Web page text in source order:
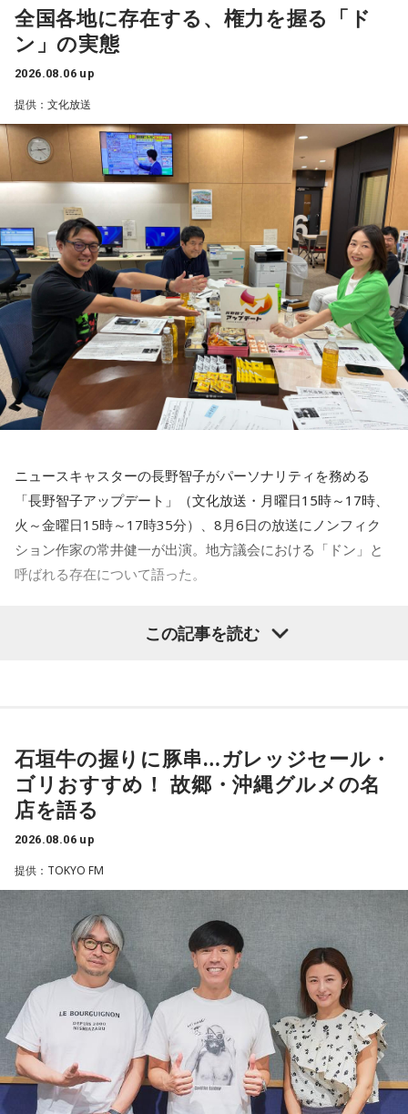
ごくうれしかったし、かわいい遥香先生も、かっこいい遥香
先生もたくさん観ることができて、大満足のライブでした！
アンコールのときに披露していた『551蓬莱』のCMのモノマ
ネも関西ならではで、私も昔から観ていたので、とても楽し
きましたが、体調に気を付けて最後まで駆け抜けてくださ
い！ ずっとずっと大好きです！」（兵庫県 20歳）
◆「真夏の全国ツアー2026」大阪公演裏話
賀喜：大阪公演2日目の私は、横結びみたいなサイドテールに
してみたんです。それがリスナーちゃんも意図せずというか
お揃いだったんだね！ うれしい～！
私も生まれたところが大阪なので、大阪でのライブは特別な
んですよ。家族や親戚も観に来てくれていて、それもうれし
かったから頑張れたし、「551」も食べたし（笑）。あと、
たこ焼きも「りくろーおじさんの店」のチーズケーキも食べ
た！
それに、いつも大阪でライブをするとき、私の親戚の皆さん
がぶどうの差し入れをしてくれるの。それも食べた！ メンバ
大阪公演の前の日もお仕事だったんですけど、そのお仕事が
終わったらすぐ大阪に帰って、ちょっとだけ（愛猫の）まろ
んにも会えたんですよ。それで、その次の日にライブをし
て、家族が観に来てくれて、帰ったという大阪ライフでした
ね。
「551の豚まんがあるとき？ ないとき？」っていうCMがある
リスナーちゃんはそのことを言ってくれていて、それも楽し
かった！ 私も大阪に行く前から「みんなでやれたら楽しいだ
ろうな」と思っていたから、そういうこともできて楽しかっ
たですね！ 来てくれてありがとう！
この日の放送をradikoタイムフリーで聴く
※放送エリア外の方は、プレミアム会員の登録でご利用いた
----------------------------------------------------
＜番組概要＞
番組名：SCHOOL OF LOCK!
パーソナリティ：アンジー校長（アンジェリーナ1/3・
Gacharic Spin）、たんぼ教頭（溝上たんぼ）
放送日時：月曜～木曜 22:00～23:55／金曜 22:00～22:55
番組Webサイト：https://www.tfm.co.jp/lock/
番組公式X：@sol_info
全国各地に存在する、権力を握る「ド
ン」の実態
2026.08.06 up
提供：文化放送
ニュースキャスターの長野智子がパーソナリティを務める
「長野智子アップデート」（文化放送・月曜日15時～17時、
火～金曜日15時～17時35分）、8月6日の放送にノンフィク
ション作家の常井健一が出演。地方議会における「ドン」と
呼ばれる存在について語った。
長ポストをめぐる現金授受疑惑です。その渦中にいる藏内勇
常井健一「『ドン』はスペイン語に由来する外来語です。ボ
スよりもさらにスケールの大きな権力者を示す言葉として定
着しました。いま、ドンとして注目されるのが福岡県議会の
藏内議長。福岡県内には一昔前から『福岡三国志』という言
葉がありまして。現在は麻生太郎さん、武田良太さん、そし
て藏内さんが熾烈な権力闘争を繰り広げています」
「藏内さんだけ県議、ということですね」
常井「なぜ1人の地方議員が永田町の大物にも匹敵する大きな
力を持ったのか。きょうは福岡を入口に、全国に共通するド
ンの条件を探ります。私、10年ほど前に全国各地の地方選挙
を取材していたとき、どこへ行ってもドンと呼ばれる地元の
権力者がいたんですね。どういう人かというと、だいたい経
済力があって抜群に選挙が強くて。地元の首長や国会議員よ
この記事を読む
石垣牛の握りに豚串…ガレッジセール・
ゴリおすすめ！ 故郷・沖縄グルメの名
店を語る
2026.08.06 up
提供：TOKYO FM